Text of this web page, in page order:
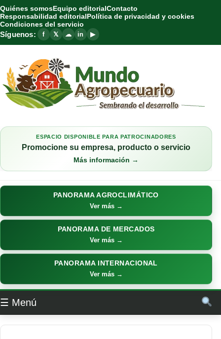
Quiénes somosEquipo editorialContacto
Responsabilidad editorialPolítica de privacidad y cookies
Condiciones del servicio
Síguenos: f 𝕏 ☁ in ▶
ESPACIO DISPONIBLE PARA PATROCINADORES
Promocione su empresa, producto o servicio
Más información →
PANORAMA AGROCLIMÁTICO
Ver más →
PANORAMA DE MERCADOS
Ver más →
PANORAMA INTERNACIONAL
Ver más →
☰ Menú